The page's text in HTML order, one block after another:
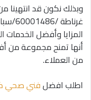
وبذلك نكون قد
المزايا وأفضل
أنها تمنح مجموعة من
من العملاء.
اطلب افضلفني صحي